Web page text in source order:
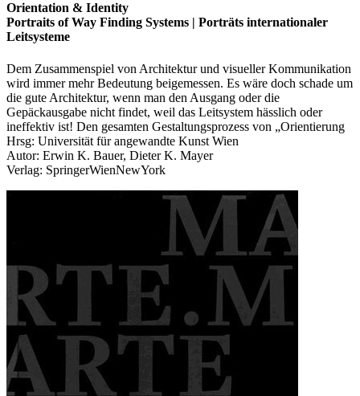
Orientation & Identity
Portraits of Way Finding Systems | Porträts internationaler
Leitsysteme
Dem Zusammenspiel von Architektur und visueller Kommunikation
wird immer mehr Bedeutung beigemessen. Es wäre doch schade um
die gute Architektur, wenn man den Ausgang oder die
Gepäckausgabe nicht findet, weil das Leitsystem hässlich oder
ineffektiv ist! Den gesamten Gestaltungsprozess von „Orientierung
Hrsg: Universität für angewandte Kunst Wien
Autor: Erwin K. Bauer, Dieter K. Mayer
Verlag: SpringerWienNewYork